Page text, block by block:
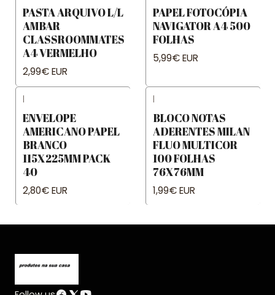
PASTA ARQUIVO L/L
AMBAR
CLASSROOMMATES
A4 VERMELHO
2,99€ EUR
PAPEL FOTOCÓPIA
NAVIGATOR A4 500
FOLHAS
5,99€ EUR
|
ENVELOPE
AMERICANO PAPEL
BRANCO
115X225MM PACK
40
2,80€ EUR
|
BLOCO NOTAS
ADERENTES MILAN
FLUO MULTICOR
100 FOLHAS
76X76MM
1,99€ EUR